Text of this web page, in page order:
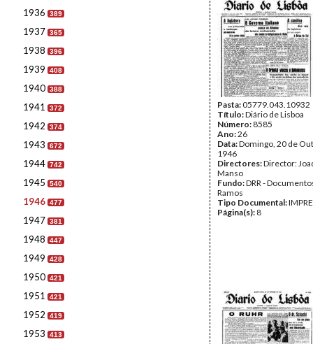
1936 389
1937 365
1938 396
1939 408
1940 388
1941 372
1942 374
1943 672
1944 742
1945 540
1946 477
1947 381
1948 447
1949 428
1950 421
1951 421
1952 419
1953 413
Pasta:05779.043.10932
Título:Diário de Lisboa
Número: 8585
Ano:26
Data:Domingo, 20 de
1946
Directores:Director:
Manso
Fundo:DRR -
Ramos
Tipo Documental:
Página(s): 8